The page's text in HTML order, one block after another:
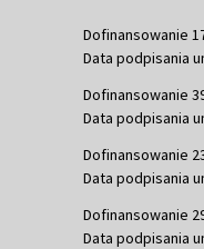
Dofinansowanie
Data podpisania
Dofinansowanie
Data podpisania
Dofinansowanie
Data podpisania
Dofinansowanie
Data podpisania